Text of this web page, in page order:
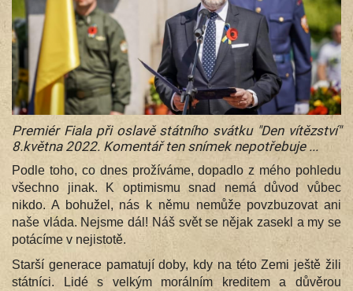
Premiér Fiala při oslavě státního svátku "Den vítězství"
8.května 2022. Komentář ten snímek nepotřebuje ...
Podle toho, co dnes prožíváme, dopadlo z mého pohledu
všechno jinak. K optimismu snad nemá důvod vůbec
nikdo. A bohužel, nás k němu nemůže povzbuzovat ani
naše vláda. Nejsme dál! Náš svět se nějak zasekl a my se
potácíme v nejistotě.
Starší generace pamatují doby, kdy na této Zemi ještě žili
státníci. Lidé s velkým morálním kreditem a důvěrou